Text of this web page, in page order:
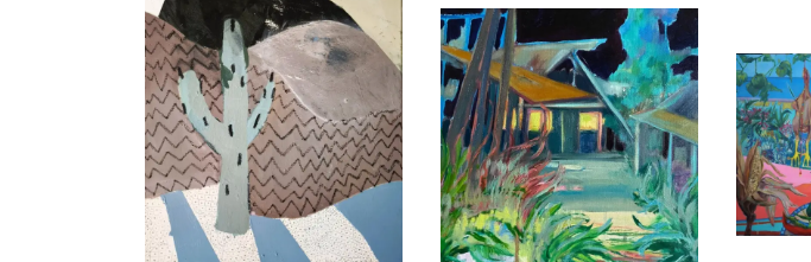
CONTACT
RECHERCHE